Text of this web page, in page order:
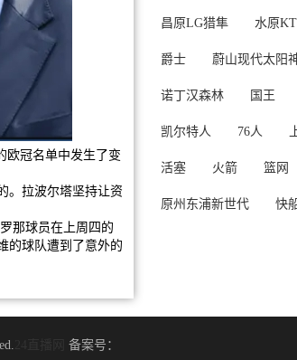
欧冠名单中发生了变
。拉波尔塔坚持让资
那球员在上周四的
的球队遭到了意外的
昌原LG猎隼 水原
爵士 蔚山现代太阳
诺丁汉森林 国王
凯尔特人 76人
活塞 火箭 篮网
原州东浦新世代 快
备案号：